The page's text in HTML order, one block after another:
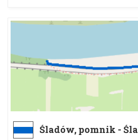
Śladów, pomnik -